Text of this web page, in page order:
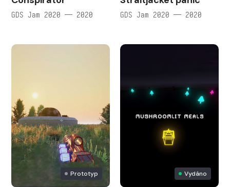
GDS Jam 2020 — 2020 GDS Jam 2020 — 2020
Prototyp Vydáno